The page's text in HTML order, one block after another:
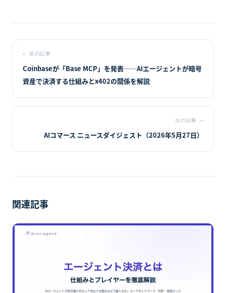
←前の記事
Coinbaseが「Base MCP」を発表──AIエージェントが暗号
資産で決済する仕組みとx402の関係を解説
次の記事 →
AIコマース ニュースダイジェスト（2026年5月27日）
関連記事